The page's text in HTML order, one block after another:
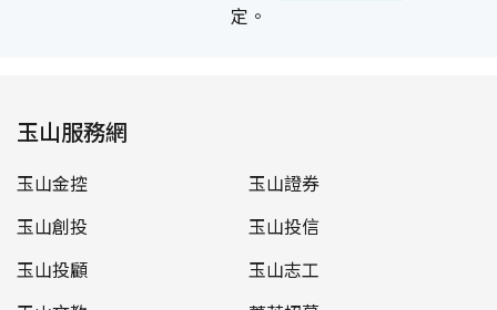
定。
玉山服務網
玉山金控
玉山證券
玉山創投
玉山投信
玉山投顧
玉山志工